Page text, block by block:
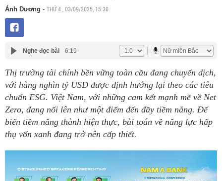
Ánh Dương - THỨ 4 , 03/09/2025, 15:30
Nghe đọc bài 6:19
Thị trường tài chính bền vững toàn cầu đang chuyển dịch,
với hàng nghìn tỷ USD được định hướng lại theo các tiêu
chuẩn ESG. Việt Nam, với những cam kết mạnh mẽ về Net
Zero, đang nổi lên như một điểm đến đầy tiềm năng. Để
biến tiềm năng thành hiện thực, bài toán về năng lực hấp
thụ vốn xanh đang trở nên cấp thiết.